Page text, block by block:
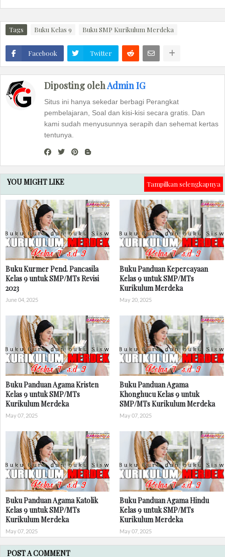
Tags Buku Kelas 9 Buku SMP Kurikulum Merdeka
Facebook Twitter
Diposting olehAdmin IG
Situs ini hanya sekedar berbagi Perangkat
pembelajaran, Soal dan kisi-kisi secara gratis. Dan
kami sudah menyusunnya serapih dan sehemat kertas
tentunya.
YOU MIGHT LIKE Tampilkan selengkapnya
Buku Kurmer Pend. Pancasila
Kelas 9 untuk SMP/MTs Revisi
2023
June 04, 2025
Buku Panduan Kepercayaan
Kelas 9 untuk SMP/MTs
Kurikulum Merdeka
May 20, 2025
Buku Panduan Agama Kristen
Kelas 9 untuk SMP/MTs
Kurikulum Merdeka
May 07, 2025
Buku Panduan Agama
Khonghucu Kelas 9 untuk
SMP/MTs Kurikulum Merdeka
May 07, 2025
Buku Panduan Agama Katolik
Kelas 9 untuk SMP/MTs
Kurikulum Merdeka
May 07, 2025
Buku Panduan Agama Hindu
Kelas 9 untuk SMP/MTs
Kurikulum Merdeka
May 07, 2025
POST A COMMENT